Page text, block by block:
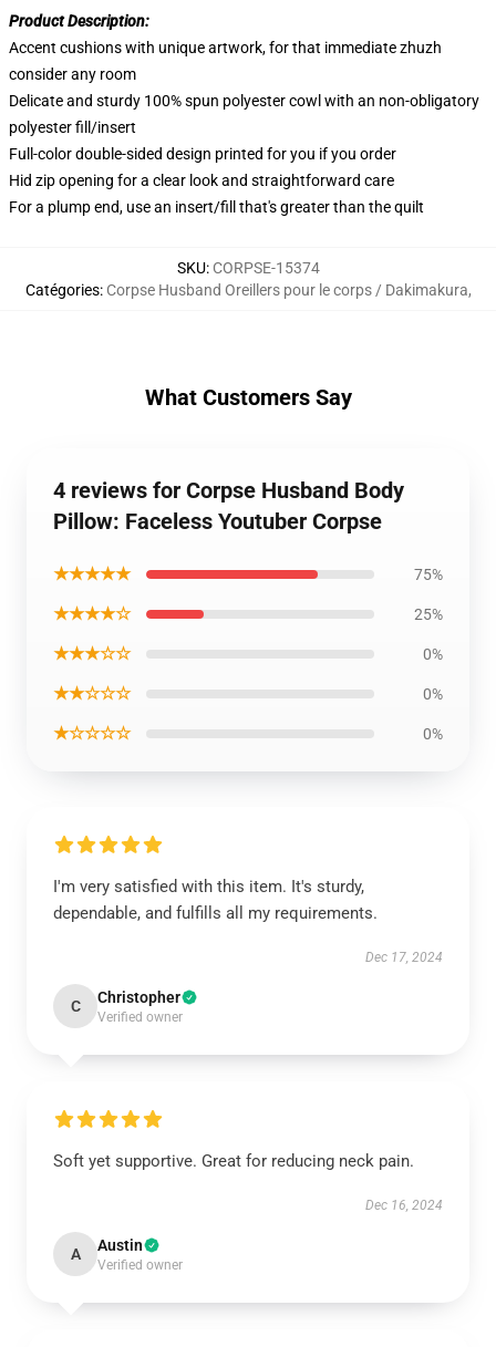
Product Description:
Accent cushions with unique artwork, for that immediate zhuzh
consider any room
Delicate and sturdy 100% spun polyester cowl with an non-obligatory
polyester fill/insert
Full-color double-sided design printed for you if you order
Hid zip opening for a clear look and straightforward care
For a plump end, use an insert/fill that's greater than the quilt
SKU: CORPSE-15374
Catégories: Corpse Husband Oreillers pour le corps / Dakimakura,
What Customers Say
4 reviews for Corpse Husband Body
Pillow: Faceless Youtuber Corpse
★★★★★ 75%
★★★★☆ 25%
★★★☆☆ 0%
★★☆☆☆ 0%
★☆☆☆☆ 0%
I'm very satisfied with this item. It's sturdy,
dependable, and fulfills all my requirements.
Dec 17, 2024
C Christopher
Verified owner
Soft yet supportive. Great for reducing neck pain.
Dec 16, 2024
A Austin
Verified owner